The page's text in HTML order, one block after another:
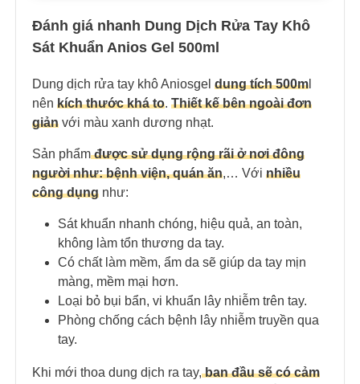
Đánh giá nhanh Dung Dịch Rửa Tay Khô
Sát Khuẩn Anios Gel 500ml
Dung dịch rửa tay khô Aniosgel dung tích 500m
nên kích thước khá to. Thiết kế bên ngoài đơn
giản với màu xanh dương nhạt.
Sản phẩmđược sử dụng rộng rãi ở nơi đông
người như: bệnh viện, quán ăn,… Với nhiều
công dụng như:
Sát khuẩn nhanh chóng, hiệu quả, an toàn,
không làm tổn thương da tay.
Có chất làm mềm, ẩm da sẽ giúp da tay mịn
màng, mềm mại hơn.
Loại bỏ bụi bẩn, vi khuẩn lây nhiễm trên tay.
Phòng chống cách bệnh lây nhiễm truyền qua
tay.
Khi mới thoa dung dịch ra tay,ban đầu sẽ có cảm